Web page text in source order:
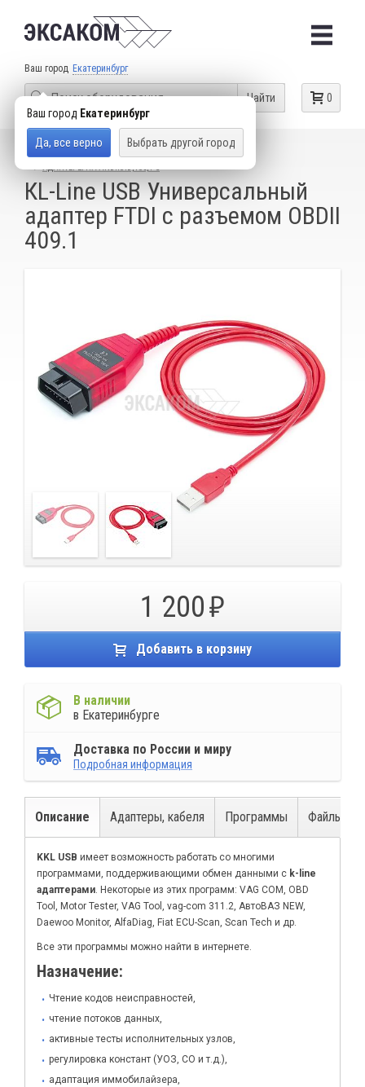
Ваш город Екатеринбург
Ваш город Екатеринбург
Да, все верно Выбрать другой город
0
Найти
КАТАЛОГ ТОВАРОВ
ДИАГНОСТИЧЕСКИЕ СКАНЕРЫ
КL-Line USB Универсальный
адаптер FTDI c разъемом OBDII
409.1
1 200
Добавить в корзину
В наличии
в Екатеринбурге
Доставка по России и миру
Подробная информация
Описание Адаптеры, кабеля Программы Файлы для
KKL USB имеет возможность работать со многими
программами, поддерживающими обмен данными с k-line
адаптерами. Некоторые из этих программ: VAG COM, OBD
Tool, Motor Tester, VAG Tool, vag-com 311.2, АвтоВАЗ NEW,
Daewoo Monitor, AlfaDiag, Fiat ECU-Scan, Scan Tech и др.
Все эти программы можно найти в интернете.
Назначение:
Чтение кодов неисправностей,
чтение потоков данных,
активные тесты исполнительных узлов,
регулировка констант (УОЗ, СО и т.д.),
адаптация иммобилайзера,